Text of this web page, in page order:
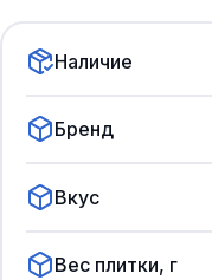
Наличие
Бренд
Вкус
Вес плитки, г